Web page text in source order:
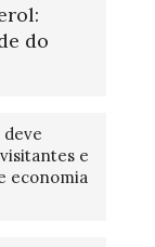
do
e
economia